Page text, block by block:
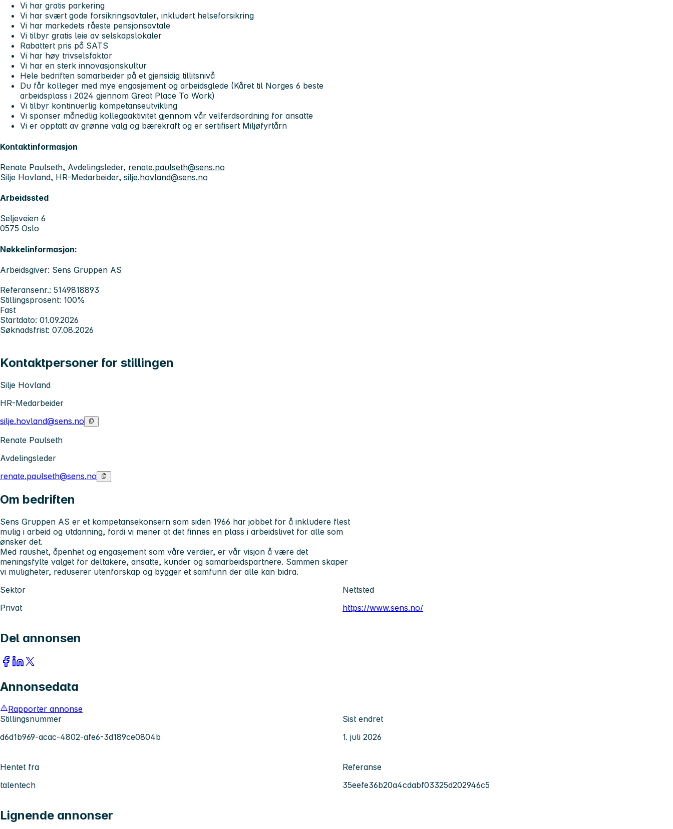
Vi har gratis parkering
Vi har svært gode forsikringsavtaler, inkludert helseforsikring
Vi har markedets råeste pensjonsavtale
Vi tilbyr gratis leie av selskapslokaler
Rabattert pris på SATS
Vi har høy trivselsfaktor
Vi har en sterk innovasjonskultur
Hele bedriften samarbeider på et gjensidig tillitsnivå
Du får kolleger med mye engasjement og arbeidsglede (Kåret til Norges 6 beste
arbeidsplass i 2024 gjennom Great Place To Work)
Vi tilbyr kontinuerlig kompetanseutvikling
Vi sponser månedlig kollegaaktivitet gjennom vår velferdsordning for ansatte
Vi er opptatt av grønne valg og bærekraft og er sertifisert Miljøfyrtårn
Kontaktinformasjon
Renate Paulseth, Avdelingsleder, renate.paulseth@sens.no
Silje Hovland, HR-Medarbeider, silje.hovland@sens.no
Arbeidssted
Seljeveien 6
0575 Oslo
Nøkkelinformasjon:
Arbeidsgiver: Sens Gruppen AS
Referansenr.: 5149818893
Stillingsprosent: 100%
Fast
Startdato: 01.09.2026
Søknadsfrist: 07.08.2026
Kontaktpersoner for stillingen
Silje Hovland
HR-Medarbeider
silje.hovland@sens.no
Renate Paulseth
Avdelingsleder
renate.paulseth@sens.no
Om bedriften
Sens Gruppen AS er et kompetansekonsern som siden 1966 har jobbet for å inkludere flest
mulig i arbeid og utdanning, fordi vi mener at det finnes en plass i arbeidslivet for alle som
ønsker det.
Med raushet, åpenhet og engasjement som våre verdier, er vår visjon å være det
meningsfylte valget for deltakere, ansatte, kunder og samarbeidspartnere. Sammen skaper
vi muligheter, reduserer utenforskap og bygger et samfunn der alle kan bidra.
Sektor
Privat
Nettsted
https://www.sens.no/
Del annonsen
Annonsedata
Rapporter annonse
Stillingsnummer
d6d1b969-acac-4802-afe6-3d189ce0804b
Sist endret
1. juli 2026
Hentet fra
talentech
Referanse
35eefe36b20a4cdabf03325d202946c5
Lignende annonser